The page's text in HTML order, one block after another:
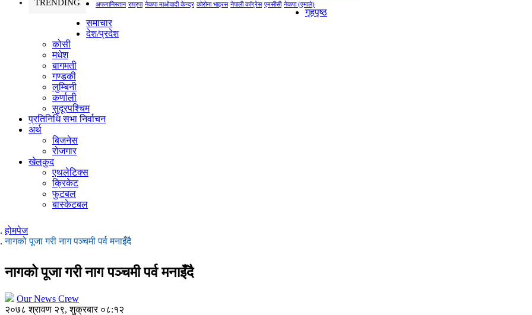
TRENDING अफगानिस्तान राप्रपा नेकपा माओवादी केन्द्र कोरोना भाइरस नेपाली कांग्रेस एमसीसी नेकपा (एमाले)
गृहपृष्ठ
समाचार
देश/प्रदेश
कोसी
मधेश
बागमती
गण्डकी
लुम्बिनी
कर्णाली
सुदूरपश्चिम
प्रतिनिधि सभा निर्वाचन
अर्थ
बिजनेस
रोजगार
खेलकुद
एथलेटिक्स
क्रिकेट
फुटबल
बास्केटबल
होमपेज
नागको पूजा गरी नाग पञ्चमी पर्व मनाइँदै
नागको पूजा गरी नाग पञ्चमी पर्व मनाइँदै
Our News Crew
२०७८ श्रावण २९, शुक्रबार ०८:१२